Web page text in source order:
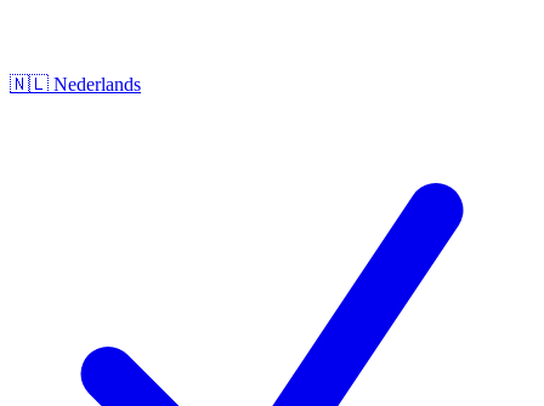
🇳🇱 Nederlands